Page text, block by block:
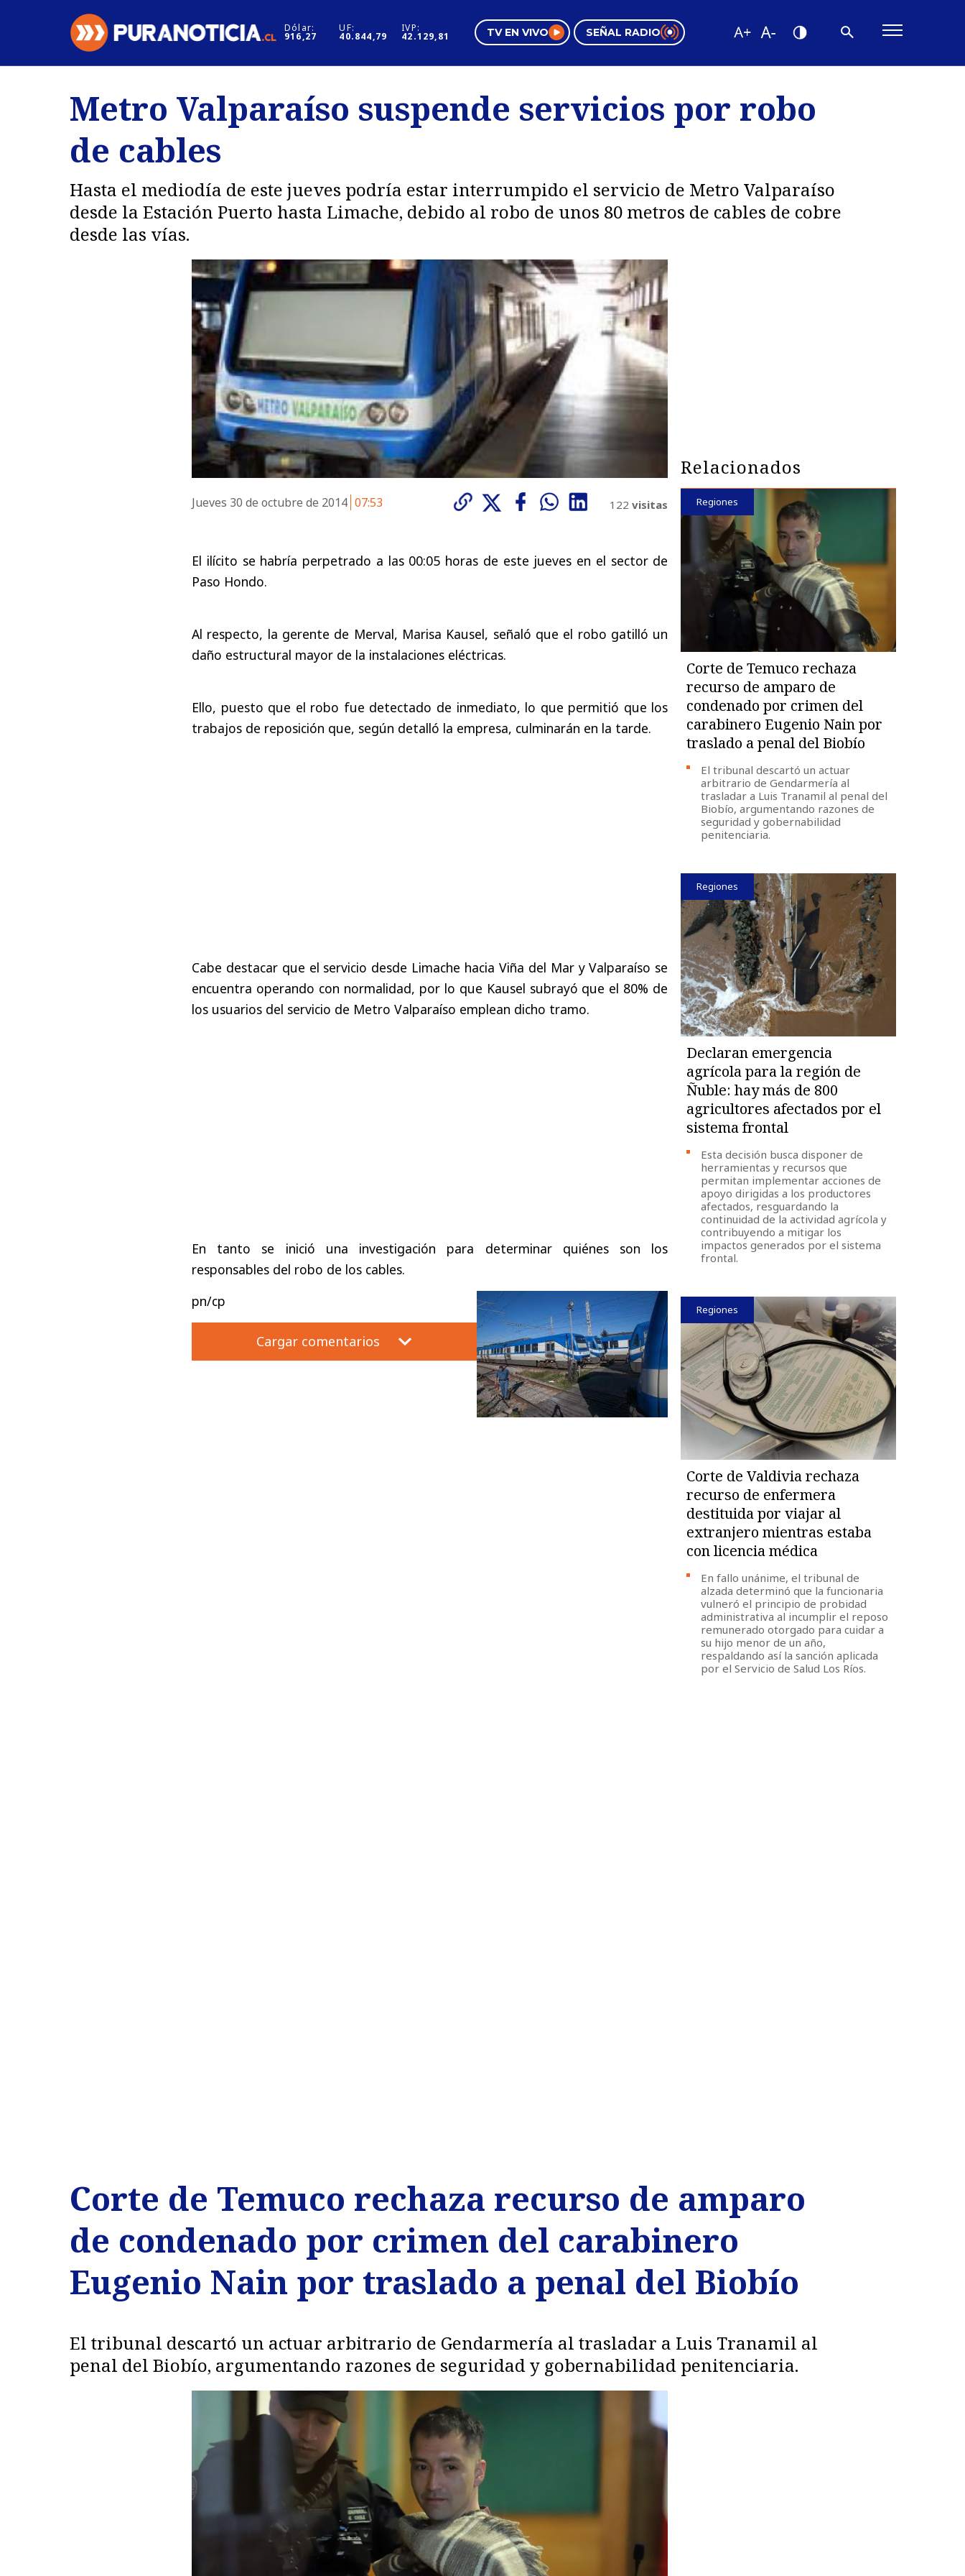
Dólar:
916,27
UF:
40.844,79
IVP:
42.129,81 TV EN VIVO SEÑAL RADIO
Regiones
Deportes
Internacional Negocios Tendencias
Metro Valparaíso suspende servicios por robo
de cables
Hasta el mediodía de este jueves podría estar interrumpido el servicio de Metro Valparaíso
desde la Estación Puerto hasta Limache, debido al robo de unos 80 metros de cables de cobre
desde las vías.
Jueves 30 de octubre de 2014 07:53 122 visitas
El ilícito se habría perpetrado a las 00:05 horas de este jueves en el sector de
Paso Hondo.
Al respecto, la gerente de Merval, Marisa Kausel, señaló que el robo gatilló un
daño estructural mayor de la instalaciones eléctricas.
Ello, puesto que el robo fue detectado de inmediato, lo que permitió que los
trabajos de reposición que, según detalló la empresa, culminarán en la tarde.
Cabe destacar que el servicio desde Limache hacia Viña del Mar y Valparaíso se
encuentra operando con normalidad, por lo que Kausel subrayó que el 80% de
los usuarios del servicio de Metro Valparaíso emplean dicho tramo.
En tanto se inició una investigación para determinar quiénes son los
responsables del robo de los cables.
pn/cp
Cargar comentarios
Relacionados
Regiones
Corte de Temuco rechaza
recurso de amparo de
condenado por crimen del
carabinero Eugenio Nain por
traslado a penal del Biobío
El tribunal descartó un actuar
arbitrario de Gendarmería al
trasladar a Luis Tranamil al penal del
Biobío, argumentando razones de
seguridad y gobernabilidad
penitenciaria.
Regiones
Declaran emergencia
agrícola para la región de
Ñuble: hay más de 800
agricultores afectados por el
sistema frontal
Esta decisión busca disponer de
herramientas y recursos que
permitan implementar acciones de
apoyo dirigidas a los productores
afectados, resguardando la
continuidad de la actividad agrícola y
contribuyendo a mitigar los
impactos generados por el sistema
frontal.
Regiones
Corte de Valdivia rechaza
recurso de enfermera
destituida por viajar al
extranjero mientras estaba
con licencia médica
En fallo unánime, el tribunal de
alzada determinó que la funcionaria
vulneró el principio de probidad
administrativa al incumplir el reposo
remunerado otorgado para cuidar a
su hijo menor de un año,
respaldando así la sanción aplicada
por el Servicio de Salud Los Ríos.
Corte de Temuco rechaza recurso de amparo
de condenado por crimen del carabinero
Eugenio Nain por traslado a penal del Biobío
El tribunal descartó un actuar arbitrario de Gendarmería al trasladar a Luis Tranamil al
penal del Biobío, argumentando razones de seguridad y gobernabilidad penitenciaria.